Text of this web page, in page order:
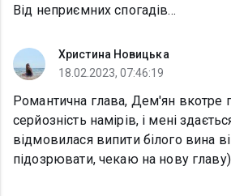
Від неприємних спогадів...
Христина Новицька
18.02.2023, 07:46:19
Романтична глава, Дем'ян вкотре
серйозність намірів, і мені
відмовилася випити білого вина
підозрювати, чекаю на нову главу)